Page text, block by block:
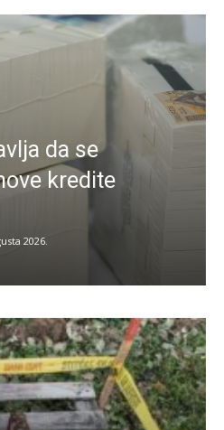
da se
kredite
2026.